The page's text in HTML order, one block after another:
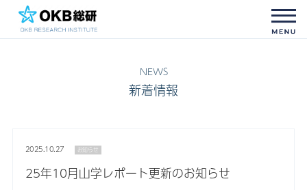
新着情報
2025.10.27 お知らせ
25年10月山学レポート更新のお知らせ